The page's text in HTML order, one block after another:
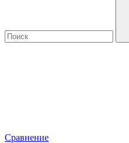
Сравнение